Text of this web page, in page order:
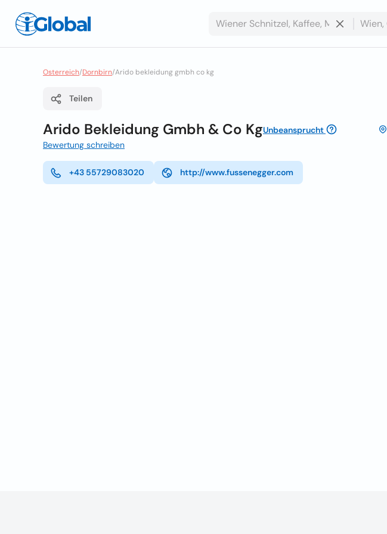
Osterreich/Dornbirn/Arido bekleidung gmbh co kg
Teilen
Arido Bekleidung Gmbh & Co KgUnbeansprucht
Bewertung schreiben
+43 55729083020 http://www.fussenegger.com